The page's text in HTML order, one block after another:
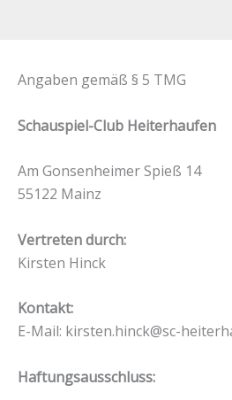
Angaben gemäß § 5 TMG
Schauspiel-Club Heiterhaufen
Am Gonsenheimer Spieß 14
55122 Mainz
Vertreten durch:
Kirsten Hinck
Kontakt:
E-Mail: kirsten.hinck@sc-
Haftungsausschluss: